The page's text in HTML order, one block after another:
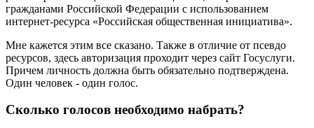
гражданами Российской Федерации с использованием
интернет-ресурса «Российская общественная инициатива».
Мне кажется этим все сказано. Также в отличие от псевдо
ресурсов, здесь авторизация проходит через сайт Госуслуги.
Причем личность должна быть обязательно подтверждена.
Один человек - один голос.
Сколько голосов необходимо набрать?